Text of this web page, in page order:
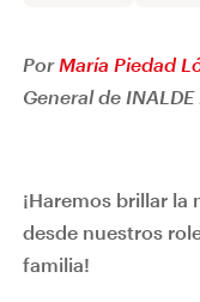
Por María Piedad
General de
¡Haremos brillar
desde nuestros
familia!